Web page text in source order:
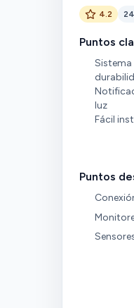
4.2
Puntos
Sistema
luz
Fácil
Puntos